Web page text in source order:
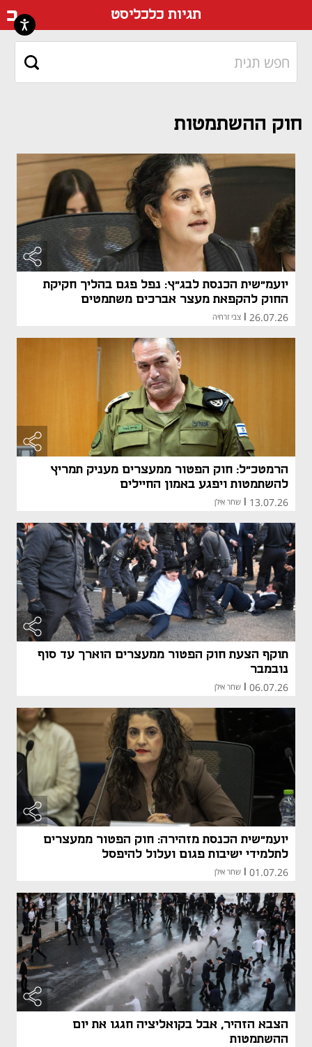
תגיות כלכליסט
חוק ההשתמטות
יועמ"שית הכנסת לבג"ץ: נפל פגם בהליך חקיקת
החוק להקפאת מעצר אברכים משתמטים
26.07.26 צבי זרחיה
הרמטכ"ל: חוק הפטור ממעצרים מעניק תמריץ
להשתמטות ויפגע באמון החיילים
13.07.26 שחר אילן
תוקף הצעת חוק הפטור ממעצרים הוארך עד סוף
נובמבר
06.07.26 שחר אילן
יועמ"שית הכנסת מזהירה: חוק הפטור ממעצרים
לתלמידי ישיבות פגום ועלול להיפסל
01.07.26 שחר אילן
הצבא הזהיר, אבל בקואליציה חגגו את יום
ההשתמטות